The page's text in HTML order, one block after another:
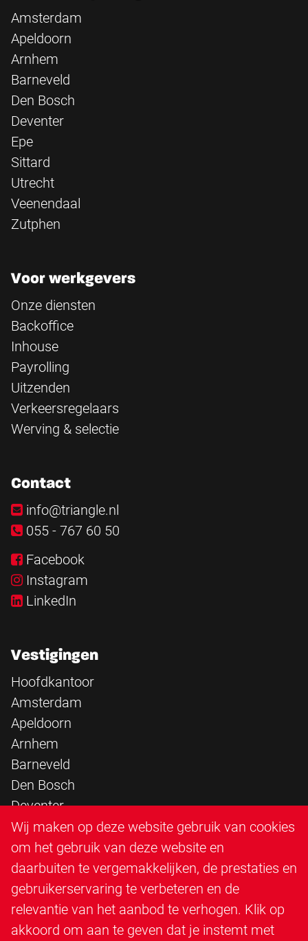
Amsterdam
Apeldoorn
Arnhem
Barneveld
Den Bosch
Deventer
Epe
Sittard
Utrecht
Veenendaal
Zutphen
Voor werkgevers
Onze diensten
Backoffice
Inhouse
Payrolling
Uitzenden
Verkeersregelaars
Werving & selectie
Contact
info@triangle.nl
055 - 767 60 50
Facebook
Instagram
LinkedIn
Vestigingen
Hoofdkantoor
Amsterdam
Apeldoorn
Arnhem
Barneveld
Den Bosch
Deventer
Epe
Sittard
Triangle Infra
Triangle Steigerbouw
Utrecht
Veenendaal
Wij maken op deze website gebruik van cookies
om het gebruik van deze website en
daarbuiten te vergemakkelijken, de prestaties en
gebruikerservaring te verbeteren en de
relevantie van het aanbod te verhogen. Klik op
akkoord om aan te geven dat je instemt met